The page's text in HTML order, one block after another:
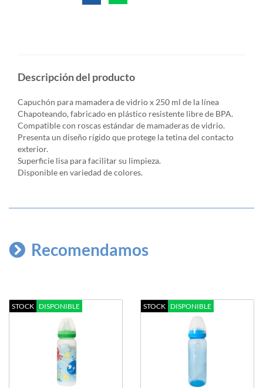
Descripción del producto
Capuchón para mamadera de vidrio x 250 ml de la línea
Chapoteando, fabricado en plástico resistente libre de BPA.
Compatible con roscas estándar de mamaderas de vidrio.
Presenta un diseño rígido que protege la tetina del contacto
exterior.
Superficie lisa para facilitar su limpieza.
Disponible en variedad de colores.
Recomendamos
STOCK DISPONIBLE STOCK DISPONIBLE